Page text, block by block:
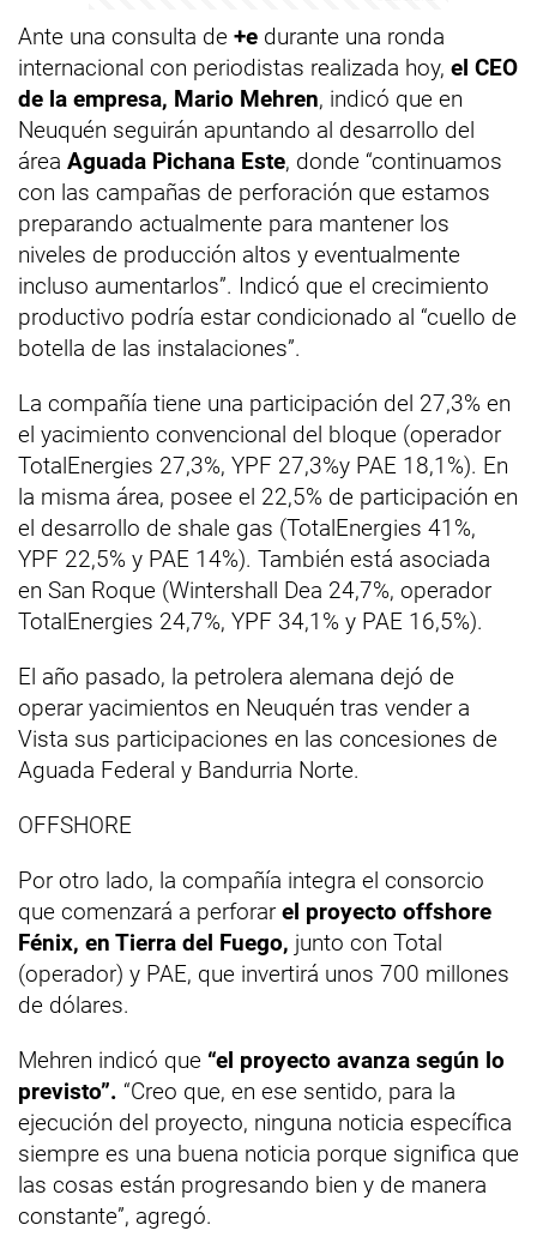
Ante una consulta de +e durante una ronda
internacional con periodistas realizada hoy, el CEO
de la empresa, Mario Mehren, indicó que en
Neuquén seguirán apuntando al desarrollo del
área Aguada Pichana Este, donde “continuamos
con las campañas de perforación que estamos
preparando actualmente para mantener los
niveles de producción altos y eventualmente
incluso aumentarlos”. Indicó que el crecimiento
productivo podría estar condicionado al “cuello de
botella de las instalaciones”.
La compañía tiene una participación del 27,3% en
el yacimiento convencional del bloque (operador
TotalEnergies 27,3%, YPF 27,3%y PAE 18,1%). En
la misma área, posee el 22,5% de participación en
el desarrollo de shale gas (TotalEnergies 41%,
YPF 22,5% y PAE 14%). También está asociada
en San Roque (Wintershall Dea 24,7%, operador
TotalEnergies 24,7%, YPF 34,1% y PAE 16,5%).
El año pasado, la petrolera alemana dejó de
operar yacimientos en Neuquén tras vender a
Vista sus participaciones en las concesiones de
Aguada Federal y Bandurria Norte.
OFFSHORE
Por otro lado, la compañía integra el consorcio
que comenzará a perforar el proyecto offshore
Fénix, en Tierra del Fuego, junto con Total
(operador) y PAE, que invertirá unos 700 millones
de dólares.
Mehren indicó que “el proyecto avanza según lo
previsto”. “Creo que, en ese sentido, para la
ejecución del proyecto, ninguna noticia específica
siempre es una buena noticia porque significa que
las cosas están progresando bien y de manera
constante”, agregó.